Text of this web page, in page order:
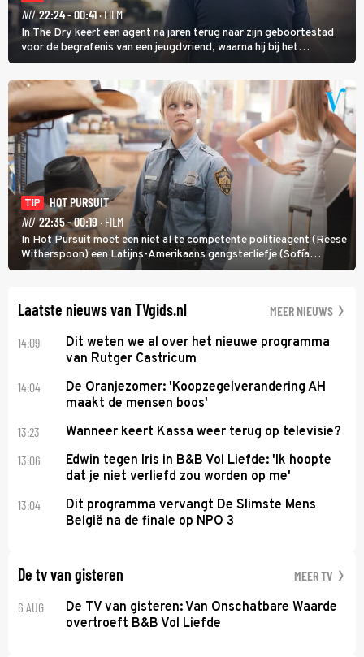
NU 22:24 - 00:41· FILM
In The Dry keert een agent na jaren terug naar zijn geboortestad
voor de begrafenis van een jeugdvriend, waarna hij bij het
onderzoeken van diens dood een verband begint te vermoeden
met een oude zaak.
TIP
HOT PURSUIT
NU 22:35 - 00:19· FILM
In Hot Pursuit moet een niet al te competente politieagent (Reese
Witherspoon) een Latijns-Amerikaans gangsterliefje (Sofía
Vergara) beschermen tegen corrupte agenten en moordlustige
Laatste nieuws van TVgids.nl MEER NIEUWS
14:09
Dit weten we al over het nieuwe programma
van Rutger Castricum
14:04
De Oranjezomer: 'Koopzegelverandering AH
maakt de mensen boos'
13:23 Wanneer keert Kassa weer terug op televisie?
13:06
Edwin tegen Iris in B&B Vol Liefde: 'Ik hoopte
dat je niet verliefd zou worden op me'
13:04
Dit programma vervangt De Slimste Mens
België na de finale op NPO 3
De tv van gisteren MEER TV
6 AUG
De TV van gisteren: Van Onschatbare Waarde
overtroeft B&B Vol Liefde